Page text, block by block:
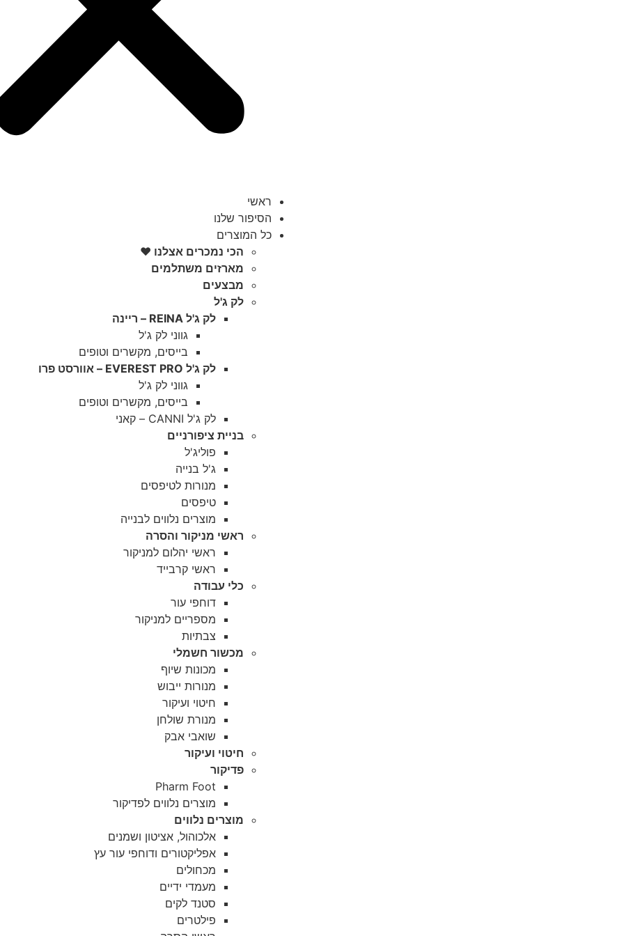
ראשי
הסיפור שלנו
כל המוצרים
הכי נמכרים אצלנו ♥️
מארזים משתלמים
מבצעים
לק ג'ל
לק ג'ל REINA – ריינה
גווני לק ג'ל
בייסים, מקשרים וטופים
לק ג'ל EVEREST PRO – אוורסט פרו
גווני לק ג'ל
בייסים, מקשרים וטופים
לק ג'ל CANNI – קאני
בניית ציפורניים
פוליג'ל
ג'ל בנייה
מנורות לטיפסים
טיפסים
מוצרים נלווים לבנייה
ראשי מניקור והסרה
ראשי יהלום למניקור
ראשי קרבייד
כלי עבודה
דוחפי עור
מספריים למניקור
צבתיות
מכשור חשמלי
מכונות שיוף
מנורות ייבוש
חיטוי ועיקור
מנורת שולחן
שואבי אבק
חיטוי ועיקור
פדיקור
Pharm Foot
מוצרים נלווים לפדיקור
מוצרים נלווים
אלכוהול, אציטון ושמנים
אפליקטורים ודוחפי עור עץ
מכחולים
מעמדי ידיים
סטנד לקים
פילטרים